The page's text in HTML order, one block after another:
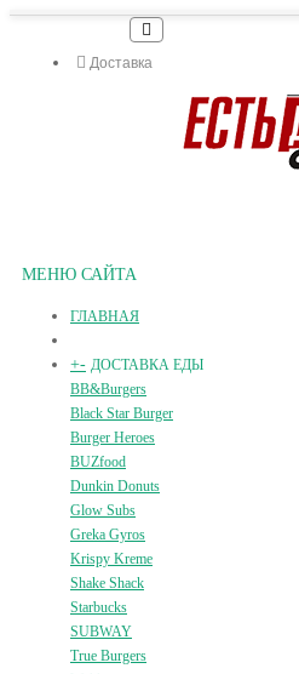
Доставка
МЕНЮ САЙТА
ГЛАВНАЯ
+- ДОСТАВКА ЕДЫ
BB&Burgers
Black Star Burger
Burger Heroes
BUZfood
Dunkin Donuts
Glow Subs
Greka Gyros
Krispy Kreme
Shake Shack
Starbucks
SUBWAY
True Burgers